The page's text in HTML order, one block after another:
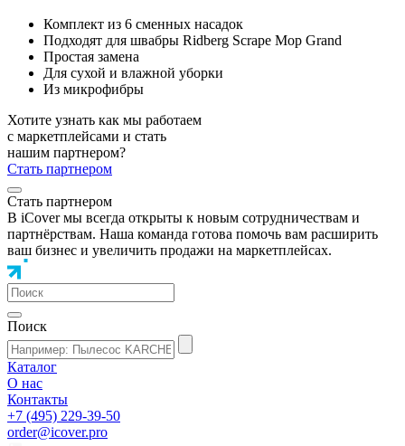
Комплект из 6 сменных насадок
Подходят для швабры Ridberg Scrape Mop Grand
Простая замена
Для сухой и влажной уборки
Из микрофибры
Хотите узнать как мы работаем
с маркетплейсами и стать
нашим партнером?
Стать партнером
Стать партнером
В iCover мы всегда открыты к новым сотрудничествам и
партнёрствам. Наша команда готова помочь вам расширить
ваш бизнес и увеличить продажи на маркетплейсах.
Поиск
Каталог
О нас
Контакты
+7 (495) 229-39-50
order@icover.pro